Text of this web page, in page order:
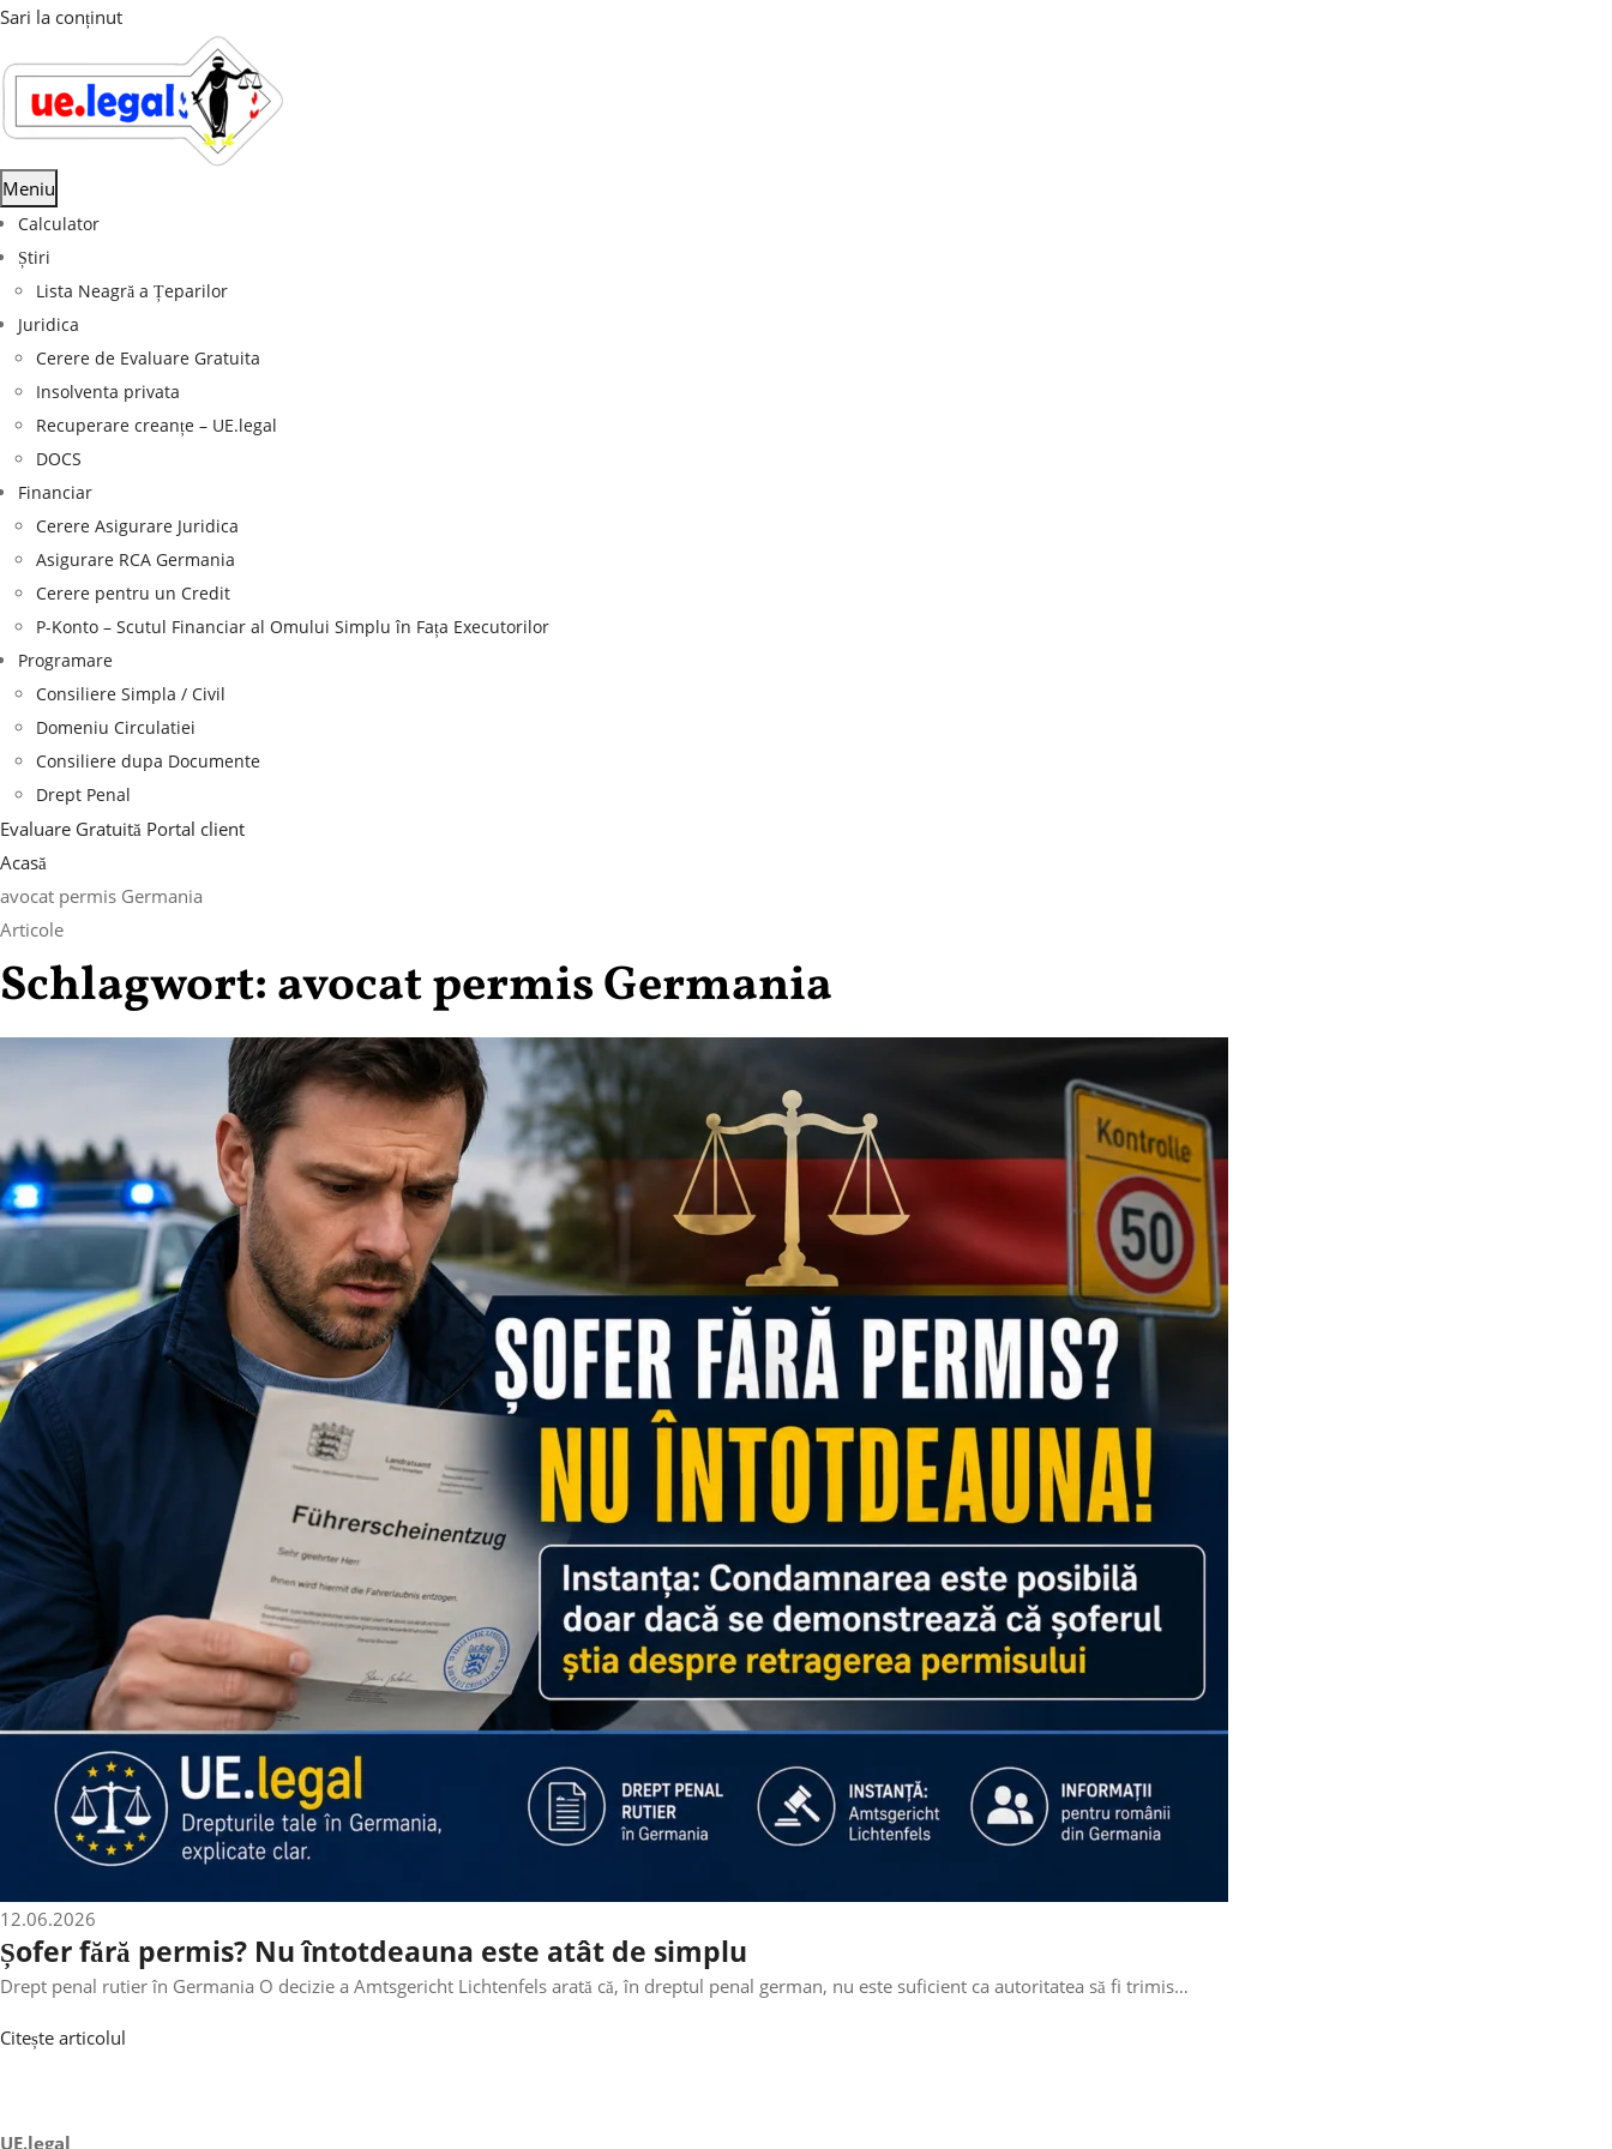
Sari la conținut
Meniu
Calculator
Știri
Lista Neagră a Țeparilor
Juridica
Cerere de Evaluare Gratuita
Insolventa privata
Recuperare creanțe – UE.legal
DOCS
Financiar
Cerere Asigurare Juridica
Asigurare RCA Germania
Cerere pentru un Credit
P-Konto – Scutul Financiar al Omului Simplu în Fața Executorilor
Programare
Consiliere Simpla / Civil
Domeniu Circulatiei
Consiliere dupa Documente
Drept Penal
Evaluare Gratuită Portal client
Acasă
avocat permis Germania
Articole
Schlagwort:avocat permis Germania
12.06.2026
Șofer fără permis? Nu întotdeauna este atât de simplu
Drept penal rutier în Germania O decizie a Amtsgericht Lichtenfels arată că, în dreptul penal german, nu este suficient ca autoritatea să fi trimis…
Citește articolul
UE.legal